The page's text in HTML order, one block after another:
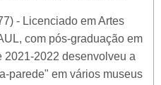
- Licenciado em Artes
com pós-graduação em
2021-2022 desenvolveu a
parede" em vários museus